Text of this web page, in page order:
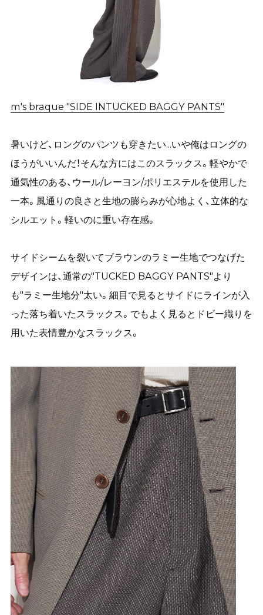
m's braque "SIDE INTUCKED BAGGY PANTS"
暑いけど、ロングのパンツも穿きたい...いや俺はロングの
ほうがいいんだ！そんな方にはこのスラックス。軽やかで
通気性のある、ウール/レーヨン/ポリエステルを使用した
一本。風通りの良さと生地の膨らみが心地よく、立体的な
シルエット。軽いのに重い存在感。
サイドシームを裂いてブラウンのラミー生地でつなげた
デザインは、通常の"TUCKED BAGGY PANTS"より
も"ラミー生地分"太い。細目で見るとサイドにラインが入
った落ち着いたスラックス。でもよく見るとドビー織りを
用いた表情豊かなスラックス。